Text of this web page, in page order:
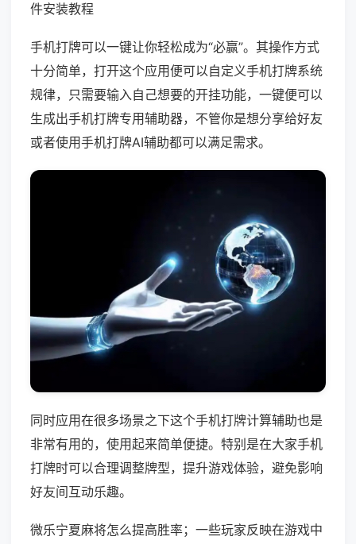
件安装教程
手机打牌可以一键让你轻松成为“必赢”。其操作方式
十分简单，打开这个应用便可以自定义手机打牌系统
规律，只需要输入自己想要的开挂功能，一键便可以
生成出手机打牌专用辅助器，不管你是想分享给好友
或者使用手机打牌AI辅助都可以满足需求。
同时应用在很多场景之下这个手机打牌计算辅助也是
非常有用的，使用起来简单便捷。特别是在大家手机
打牌时可以合理调整牌型，提升游戏体验，避免影响
好友间互动乐趣。
微乐宁夏麻将怎么提高胜率；一些玩家反映在游戏中